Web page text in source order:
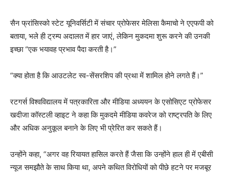
सैन फ्रांसिस्को स्टेट यूनिवर्सिटी में संचार प्रोफेसर मेलिसा कैमाचो ने एएफपी को
बताया, भले ही ट्रम्प अदालत में हार जाएं, लेकिन मुकदमा शुरू करने की उनकी
इच्छा “एक भयावह प्रभाव पैदा करती है।”
“क्या होता है कि आउटलेट स्व-सेंसरशिप की प्रथा में शामिल होने लगते हैं।”
रटगर्स विश्वविद्यालय में पत्रकारिता और मीडिया अध्ययन के एसोसिएट प्रोफेसर
खदीजा कॉस्टली व्हाइट ने कहा कि मुकदमे मीडिया कवरेज को राष्ट्रपति के लिए
और अधिक अनुकूल बनाने के लिए भी प्रेरित कर सकते हैं।
उन्होंने कहा, “अगर वह रियायत हासिल करते हैं जैसा कि उन्होंने हाल ही में एबीसी
न्यूज समझौते के साथ किया था, अपने कथित विरोधियों को पीछे हटने पर मजबूर